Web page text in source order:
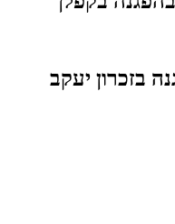
בזכרון יעקב